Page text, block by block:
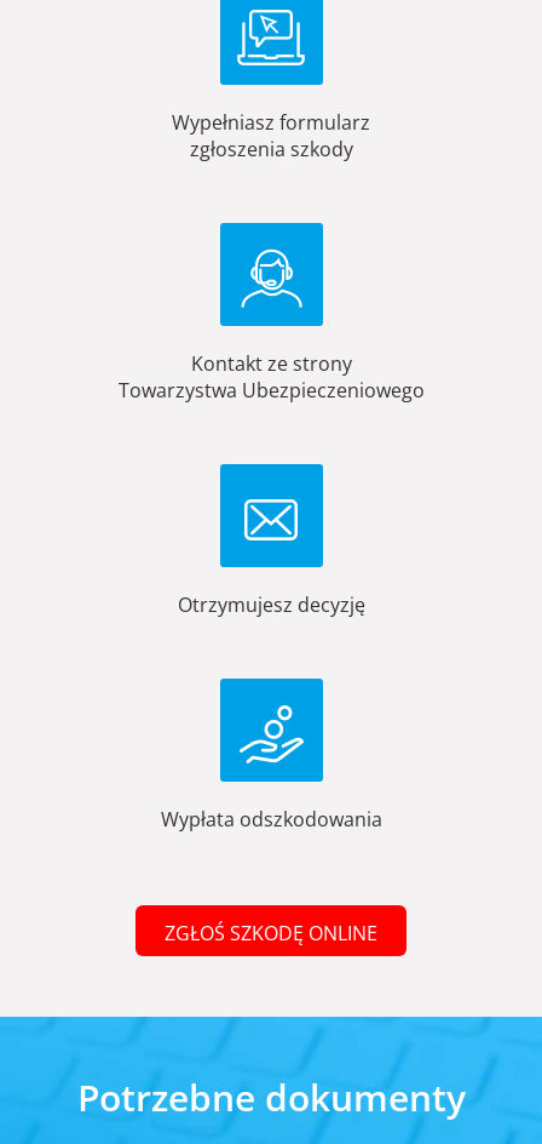
Wypełniasz formularz
zgłoszenia szkody
Kontakt ze strony
Towarzystwa Ubezpieczeniowego
Otrzymujesz decyzję
Wypłata odszkodowania
ZGŁOŚ SZKODĘ ONLINE
Potrzebne dokumenty